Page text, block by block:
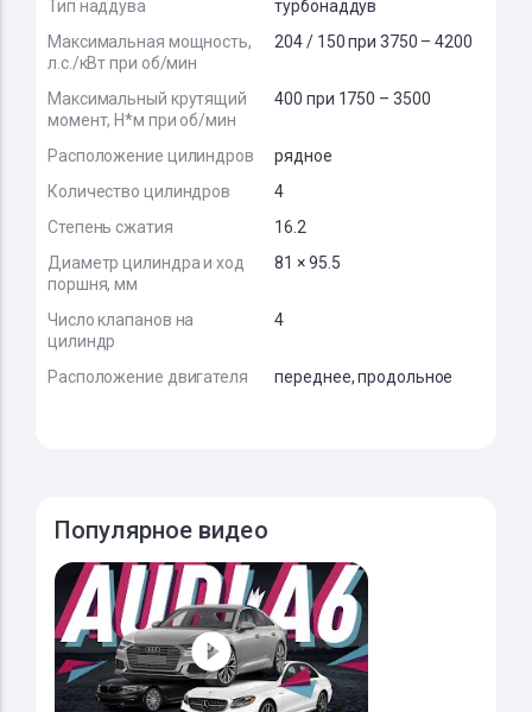
Тип наддува
турбонаддув
Максимальная мощность,
л.с./кВт при об/мин
204 / 150 при 3750 – 4200
Максимальный крутящий
момент, Н*м при об/мин
400 при 1750 – 3500
Расположение цилиндров
рядное
Количество цилиндров
4
Степень сжатия
16.2
Диаметр цилиндра и ход
поршня, мм
81 × 95.5
Число клапанов на
цилиндр
4
Расположение двигателя переднее, продольное
Популярное видео